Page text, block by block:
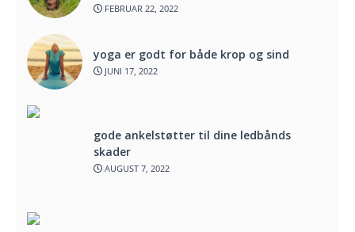
FEBRUAR 22, 2022
yoga er godt for både krop og sind
JUNI 17, 2022
gode ankelstøtter til dine ledbånds
skader
AUGUST 7, 2022